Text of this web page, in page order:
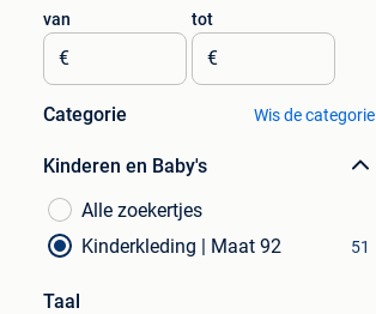
van
€
tot
€
Categorie Wis de categorie
Kinderen en Baby's
Alle zoekertjes
Kinderkleding | Maat 92
51
Taal